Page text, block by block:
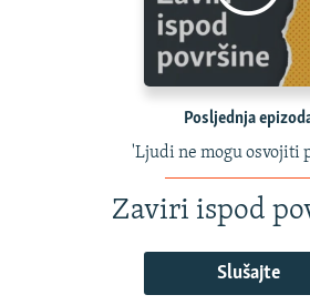
Posljednja
'Ljudi ne mogu osvojiti
Zaviri ispod
Slušajte